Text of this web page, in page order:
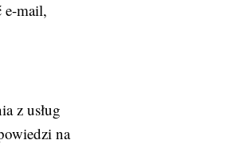
e-mail,
z usług
na